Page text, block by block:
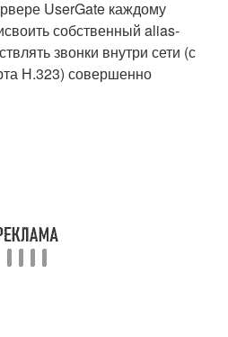
UserGate каждому
собственный alias-
звонки внутри сети (с
Н.323) совершенно